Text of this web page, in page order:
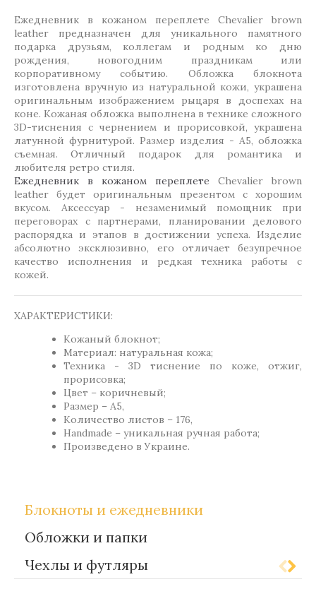
Ежедневник в кожаном переплете Сhevalier brown
leather предназначен для уникального памятного
подарка друзьям, коллегам и родным ко дню
рождения, новогодним праздникам или
корпоративному событию. Обложка блокнота
изготовлена вручную из натуральной кожи, украшена
оригинальным изображением рыцаря в доспехах на
коне. Кожаная обложка выполнена в технике сложного
3D-тиснения с чернением и прорисовкой, украшена
латунной фурнитурой. Размер изделия - А5, обложка
съемная. Отличный подарок для романтика и
любителя ретро стиля.
Ежедневник в кожаном переплете Сhevalier brown
leather будет оригинальным презентом с хорошим
вкусом. Аксессуар - незаменимый помощник при
переговорах с партнерами, планировании делового
распорядка и этапов в достижении успеха. Изделие
абсолютно эксклюзивно, его отличает безупречное
качество исполнения и редкая техника работы с
кожей.
ХАРАКТЕРИСТИКИ:
Кожаный блокнот;
Материал: натуральная кожа;
Техника - 3D тиснение по коже, отжиг,
прорисовка;
Цвет – коричневый;
Размер – А5,
Количество листов – 176,
Handmade – уникальная ручная работа;
Произведено в Украине.
Блокноты и ежедневники
Обложки и папки
Чехлы и футляры